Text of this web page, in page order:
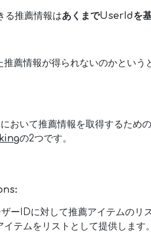
る推薦情報はあくまでUserIdを
推薦情報が得られないのかと
いて推薦情報を取得するための
の2つです。
:
ーIDに対して推薦アイテムのリ
イテムをリストとして提供しま